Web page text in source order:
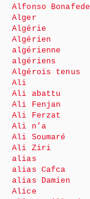
Alfonso Bonafede
Alger
Algérie
Algérien
algérienne
algériens
Algérois tenus
Ali
Ali abattu
Ali Fenjan
Ali Ferzat
Ali n’a
Ali Soumaré
Ali Ziri
alias
alias Cafca
alias Damien
Alice